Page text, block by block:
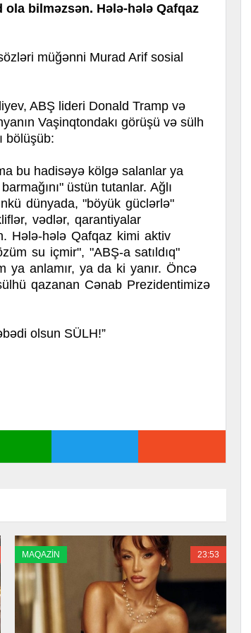
bilməzsən. Hələ-hələ Qafqaz
müğənni Murad Arif sosial
ABŞ lideri Donald Tramp və
Vaşinqtondakı görüşü və sülh
bölüşüb:
bu hadisəyə kölgə salanlar ya
üstün tutanlar. Ağlı
dünyada, "böyük güclərlə"
vədlər, qarantiyalar
Hələ-hələ Qafqaz kimi aktiv
su içmir", "ABŞ-a satıldıq"
ya anlamır, ya da ki yanır. Öncə
qazanan Cənab Prezidentimizə
olsun SÜLH!”
MAQAZİN 23:53